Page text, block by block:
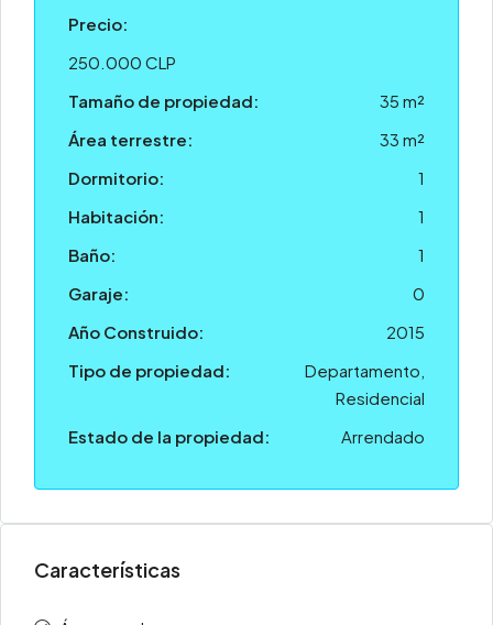
Precio:
250.000 CLP
Tamaño de propiedad:
35 m²
Área terrestre:
33 m²
Dormitorio:
1
Habitación:
1
Baño:
1
Garaje:
0
Año Construido:
2015
Tipo de propiedad:
Departamento,
Residencial
Estado de la propiedad:
Arrendado
Características